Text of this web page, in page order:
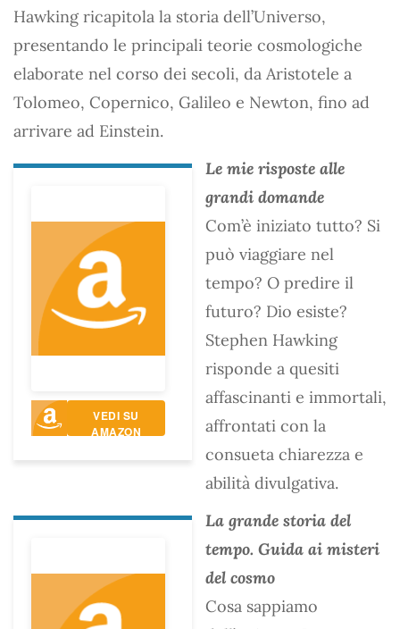
Hawking ricapitola la storia dell’Universo,
presentando le principali teorie cosmologiche
elaborate nel corso dei secoli, da Aristotele a
Tolomeo, Copernico, Galileo e Newton, fino ad
arrivare ad Einstein.
VEDI SU
AMAZON
Le mie risposte alle
grandi domande
Com’è iniziato tutto? Si
può viaggiare nel
tempo? O predire il
futuro? Dio esiste?
Stephen Hawking
risponde a quesiti
affascinanti e immortali,
affrontati con la
consueta chiarezza e
abilità divulgativa.
La grande storia del
tempo. Guida ai misteri
del cosmo
Cosa sappiamo